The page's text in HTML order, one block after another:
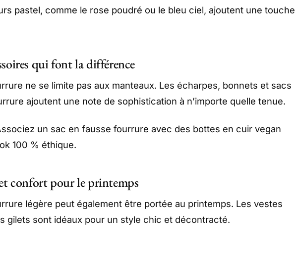
pastel, comme le rose poudré ou le bleu ciel, ajoutent une touche
qui font la différence
ne se limite pas aux manteaux. Les écharpes, bonnets et sacs
ajoutent une note de sophistication à n’importe quelle tenue.
un sac en fausse fourrure avec des bottes en cuir vegan
100 % éthique.
confort pour le printemps
légère peut également être portée au printemps. Les vestes
gilets sont idéaux pour un style chic et décontracté.